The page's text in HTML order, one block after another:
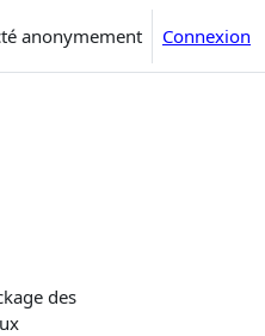
anonymement Connexion
des